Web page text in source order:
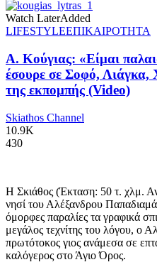
Watch LaterAdded
LIFESTYLEΕΠΙΚΑΙΡΟΤΗΤΑ
Α. Κούγιας: «Είμαι
έσουρε σε Σοφό, Λιάγκα,
της εκπομπής (Video)
Skiathos Channel
10.9K
430
Η Σκιάθος (Έκταση: 50 τ. χλμ.
νησί του Αλέξανδρου
όμορφες παραλίες τα γραφικά
μεγάλος τεχνίτης του λόγου, ο
πρωτότοκος γιος ανάμεσα σε
καλόγερος στο Άγιο Όρος.